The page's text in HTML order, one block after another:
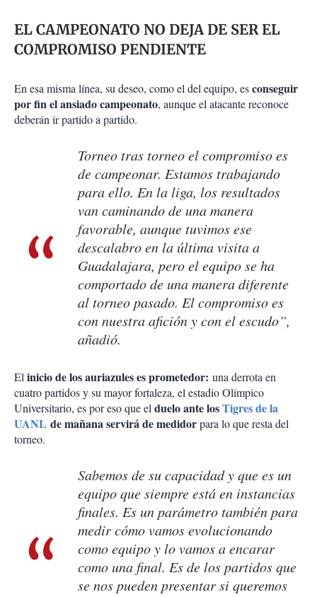
EL CAMPEONATO NO DEJA DE SER EL
COMPROMISO PENDIENTE
En esa misma línea, su deseo, como el del equipo, esconseguir
por fin el ansiado campeonato, aunque el atacante reconoce
deberán ir partido a partido.
Torneo tras torneo el compromiso es
de campeonar. Estamos trabajando
para ello. En la liga, los resultados
van caminando de una manera
favorable, aunque tuvimos ese
descalabro en la última visita a
Guadalajara, pero el equipo se ha
comportado de una manera diferente
al torneo pasado. El compromiso es
con nuestra afición y con el escudo”,
añadió.
Elinicio de los auriazules es prometedor: una derrota en
cuatro partidos y su mayor fortaleza, el estadio Olímpico
Universitario, es por eso que elduelo ante losTigres de la
UANL de mañana servirá de medidorpara lo que resta del
torneo.
Sabemos de su capacidad y que es un
equipo que siempre está en instancias
finales. Es un parámetro también para
medir cómo vamos evolucionando
como equipo y lo vamos a encarar
como una final. Es de los partidos que
se nos pueden presentar si queremos